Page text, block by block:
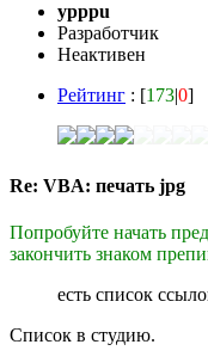
ypppu
Разработчик
Неактивен
Рейтинг : [173|0]
Re: VBA: печать jpg
Попробуйте начать
закончить знаком
есть список
Список в студию.